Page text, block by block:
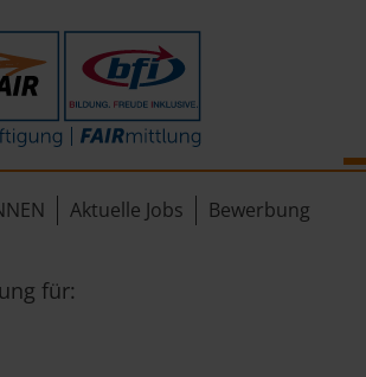
Aktuelle Jobs Bewerbung
für:
Weg zum Job
ÜBER UNS
Bereich